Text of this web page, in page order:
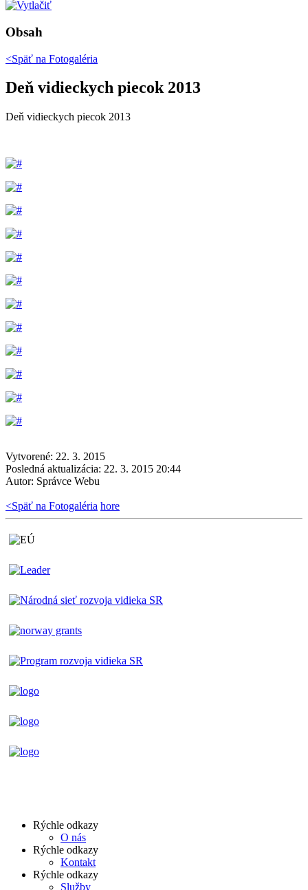
Obsah
<Späť na Fotogaléria
Deň vidieckych piecok 2013
Deň vidieckych piecok 2013
Vytvorené: 22. 3. 2015
Posledná aktualizácia: 22. 3. 2015 20:44
Autor: Správce Webu
<Späť na Fotogaléria hore
Rýchle odkazy
O nás
Rýchle odkazy
Kontakt
Rýchle odkazy
Služby